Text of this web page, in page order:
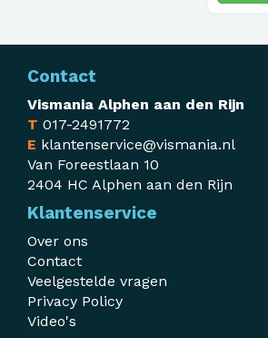
Contact
Vismania Alphen aan den Rijn
T 017-2491772
E klantenservice@vismania.nl
Van Foreestlaan 10
2404 HC Alphen aan den Rijn
Klantenservice
Over ons
Contact
Veelgestelde vragen
Privacy Policy
Video's